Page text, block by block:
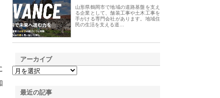
山形県鶴岡市で地域の道路基盤を支え
る企業として、舗装工事や土木工事を
手がける専門会社があります。地域住
民の生活を支える道…
アーカイブ
最近の記事